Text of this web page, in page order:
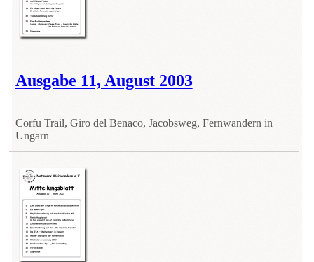
Ausgabe 11, August 2003
Corfu Trail, Giro del Benaco, Jacobsweg, Fernwandern in
Ungarn